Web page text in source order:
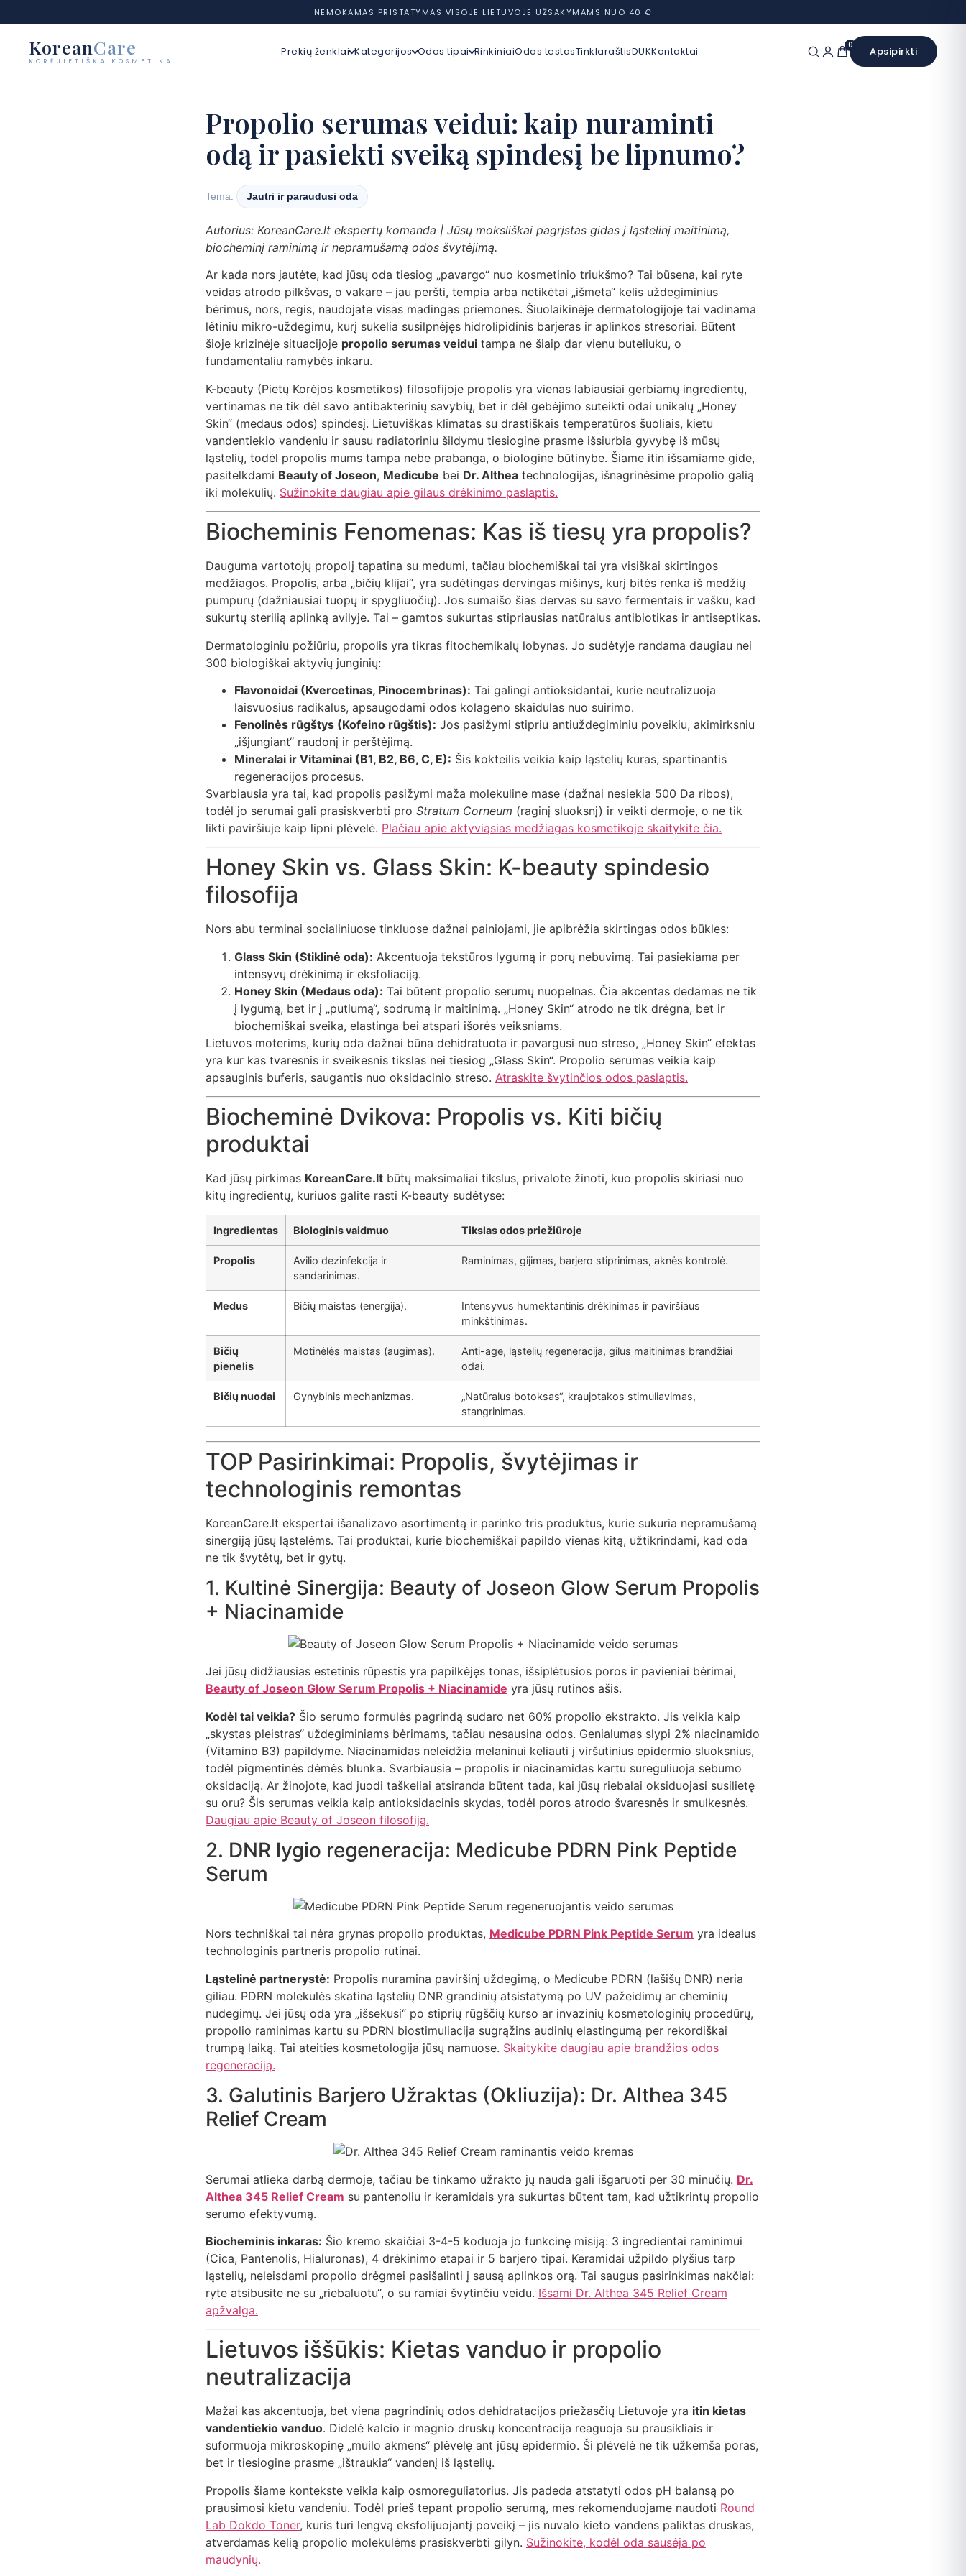
NEMOKAMAS PRISTATYMAS VISOJE LIETUVOJE UŽSAKYMAMS NUO 40 €
KoreanCare
KORĖJIETIŠKA KOSMETIKA
Prekių ženklai Kategorijos Odos tipai RinkiniaiOdos testasTinklaraštisDUKKontaktai 0 Apsipirkti
Propolio serumas veidui: kaip nuraminti
odą ir pasiekti sveiką spindesį be lipnumo?
Tema: Jautri ir paraudusi oda
Autorius: KoreanCare.lt ekspertų komanda | Jūsų moksliškai pagrįstas gidas į ląstelinį maitinimą,
biocheminį raminimą ir nepramušamą odos švytėjimą.
Ar kada nors jautėte, kad jūsų oda tiesiog „pavargo“ nuo kosmetinio triukšmo? Tai būsena, kai ryte
veidas atrodo pilkšvas, o vakare – jau peršti, tempia arba netikėtai „išmeta“ kelis uždegiminius
bėrimus, nors, regis, naudojate visas madingas priemones. Šiuolaikinėje dermatologijoje tai vadinama
lėtiniu mikro-uždegimu, kurį sukelia susilpnėjęs hidrolipidinis barjeras ir aplinkos stresoriai. Būtent
šioje krizinėje situacijoje propolio serumas veidui tampa ne šiaip dar vienu buteliuku, o
fundamentaliu ramybės inkaru.
K-beauty (Pietų Korėjos kosmetikos) filosofijoje propolis yra vienas labiausiai gerbiamų ingredientų,
vertinamas ne tik dėl savo antibakterinių savybių, bet ir dėl gebėjimo suteikti odai unikalų „Honey
Skin“ (medaus odos) spindesį. Lietuviškas klimatas su drastiškais temperatūros šuoliais, kietu
vandentiekio vandeniu ir sausu radiatoriniu šildymu tiesiogine prasme išsiurbia gyvybę iš mūsų
ląstelių, todėl propolis mums tampa nebe prabanga, o biologine būtinybe. Šiame itin išsamiame gide,
pasitelkdami Beauty of Joseon, Medicube bei Dr. Althea technologijas, išnagrinėsime propolio galią
iki molekulių. Sužinokite daugiau apie gilaus drėkinimo paslaptis.
Biocheminis Fenomenas: Kas iš tiesų yra propolis?
Dauguma vartotojų propolį tapatina su medumi, tačiau biochemiškai tai yra visiškai skirtingos
medžiagos. Propolis, arba „bičių klijai“, yra sudėtingas dervingas mišinys, kurį bitės renka iš medžių
pumpurų (dažniausiai tuopų ir spygliuočių). Jos sumaišo šias dervas su savo fermentais ir vašku, kad
sukurtų sterilią aplinką avilyje. Tai – gamtos sukurtas stipriausias natūralus antibiotikas ir antiseptikas.
Dermatologiniu požiūriu, propolis yra tikras fitochemikalų lobynas. Jo sudėtyje randama daugiau nei
300 biologiškai aktyvių junginių:
Flavonoidai (Kvercetinas, Pinocembrinas): Tai galingi antioksidantai, kurie neutralizuoja
laisvuosius radikalus, apsaugodami odos kolageno skaidulas nuo suirimo.
Fenolinės rūgštys (Kofeino rūgštis): Jos pasižymi stipriu antiuždegiminiu poveikiu, akimirksniu
„išjungiant“ raudonį ir perštėjimą.
Mineralai ir Vitaminai (B1, B2, B6, C, E): Šis kokteilis veikia kaip ląstelių kuras, spartinantis
regeneracijos procesus.
Svarbiausia yra tai, kad propolis pasižymi maža molekuline mase (dažnai nesiekia 500 Da ribos),
todėl jo serumai gali prasiskverbti pro Stratum Corneum (raginį sluoksnį) ir veikti dermoje, o ne tik
likti paviršiuje kaip lipni plėvelė. Plačiau apie aktyviąsias medžiagas kosmetikoje skaitykite čia.
Honey Skin vs. Glass Skin: K-beauty spindesio
filosofija
Nors abu terminai socialiniuose tinkluose dažnai painiojami, jie apibrėžia skirtingas odos būkles:
Glass Skin (Stiklinė oda): Akcentuoja tekstūros lygumą ir porų nebuvimą. Tai pasiekiama per
intensyvų drėkinimą ir eksfoliaciją.
Honey Skin (Medaus oda): Tai būtent propolio serumų nuopelnas. Čia akcentas dedamas ne tik
į lygumą, bet ir į „putlumą“, sodrumą ir maitinimą. „Honey Skin“ atrodo ne tik drėgna, bet ir
biochemiškai sveika, elastinga bei atspari išorės veiksniams.
Lietuvos moterims, kurių oda dažnai būna dehidratuota ir pavargusi nuo streso, „Honey Skin“ efektas
yra kur kas tvaresnis ir sveikesnis tikslas nei tiesiog „Glass Skin“. Propolio serumas veikia kaip
apsauginis buferis, saugantis nuo oksidacinio streso. Atraskite švytinčios odos paslaptis.
Biocheminė Dvikova: Propolis vs. Kiti bičių
produktai
Kad jūsų pirkimas KoreanCare.lt būtų maksimaliai tikslus, privalote žinoti, kuo propolis skiriasi nuo
kitų ingredientų, kuriuos galite rasti K-beauty sudėtyse:
Ingredientas Biologinis vaidmuo Tikslas odos priežiūroje
Propolis
Avilio dezinfekcija ir
sandarinimas.
Raminimas, gijimas, barjero stiprinimas, aknės kontrolė.
Medus Bičių maistas (energija).
Intensyvus humektantinis drėkinimas ir paviršiaus
minkštinimas.
Bičių
pienelis
Motinėlės maistas (augimas).
Anti-age, ląstelių regeneracija, gilus maitinimas brandžiai
odai.
Bičių nuodai Gynybinis mechanizmas.
„Natūralus botoksas“, kraujotakos stimuliavimas,
stangrinimas.
TOP Pasirinkimai: Propolis, švytėjimas ir
technologinis remontas
KoreanCare.lt ekspertai išanalizavo asortimentą ir parinko tris produktus, kurie sukuria nepramušamą
sinergiją jūsų ląstelėms. Tai produktai, kurie biochemiškai papildo vienas kitą, užtikrindami, kad oda
ne tik švytėtų, bet ir gytų.
1. Kultinė Sinergija: Beauty of Joseon Glow Serum Propolis
+ Niacinamide
Jei jūsų didžiausias estetinis rūpestis yra papilkėjęs tonas, išsiplėtusios poros ir pavieniai bėrimai,
Beauty of Joseon Glow Serum Propolis + Niacinamide yra jūsų rutinos ašis.
Kodėl tai veikia? Šio serumo formulės pagrindą sudaro net 60% propolio ekstrakto. Jis veikia kaip
„skystas pleistras“ uždegiminiams bėrimams, tačiau nesausina odos. Genialumas slypi 2% niacinamido
(Vitamino B3) papildyme. Niacinamidas neleidžia melaninui keliauti į viršutinius epidermio sluoksnius,
todėl pigmentinės dėmės blunka. Svarbiausia – propolis ir niacinamidas kartu sureguliuoja sebumo
oksidaciją. Ar žinojote, kad juodi taškeliai atsiranda būtent tada, kai jūsų riebalai oksiduojasi susilietę
su oru? Šis serumas veikia kaip antioksidacinis skydas, todėl poros atrodo švaresnės ir smulkesnės.
Daugiau apie Beauty of Joseon filosofiją.
2. DNR lygio regeneracija: Medicube PDRN Pink Peptide
Serum
Nors techniškai tai nėra grynas propolio produktas, Medicube PDRN Pink Peptide Serum yra idealus
technologinis partneris propolio rutinai.
Ląstelinė partnerystė: Propolis nuramina paviršinį uždegimą, o Medicube PDRN (lašišų DNR) neria
giliau. PDRN molekulės skatina ląstelių DNR grandinių atsistatymą po UV pažeidimų ar cheminių
nudegimų. Jei jūsų oda yra „išsekusi“ po stiprių rūgščių kurso ar invazinių kosmetologinių procedūrų,
propolio raminimas kartu su PDRN biostimuliacija sugrąžins audinių elastingumą per rekordiškai
trumpą laiką. Tai ateities kosmetologija jūsų namuose. Skaitykite daugiau apie brandžios odos
regeneraciją.
3. Galutinis Barjero Užraktas (Okliuzija): Dr. Althea 345
Relief Cream
Serumai atlieka darbą dermoje, tačiau be tinkamo užrakto jų nauda gali išgaruoti per 30 minučių. Dr.
Althea 345 Relief Cream su pantenoliu ir keramidais yra sukurtas būtent tam, kad užtikrintų propolio
serumo efektyvumą.
Biocheminis inkaras: Šio kremo skaičiai 3-4-5 koduoja jo funkcinę misiją: 3 ingredientai raminimui
(Cica, Pantenolis, Hialuronas), 4 drėkinimo etapai ir 5 barjero tipai. Keramidai užpildo plyšius tarp
ląstelių, neleisdami propolio drėgmei pasišalinti į sausą aplinkos orą. Tai saugus pasirinkimas nakčiai:
ryte atsibusite ne su „riebaluotu“, o su ramiai švytinčiu veidu. Išsami Dr. Althea 345 Relief Cream
apžvalga.
Lietuvos iššūkis: Kietas vanduo ir propolio
neutralizacija
Mažai kas akcentuoja, bet viena pagrindinių odos dehidratacijos priežasčių Lietuvoje yra itin kietas
vandentiekio vanduo. Didelė kalcio ir magnio druskų koncentracija reaguoja su prausikliais ir
suformuoja mikroskopinę „muilo akmens“ plėvelę ant jūsų epidermio. Ši plėvelė ne tik užkemša poras,
bet ir tiesiogine prasme „ištraukia“ vandenį iš ląstelių.
Propolis šiame kontekste veikia kaip osmoreguliatorius. Jis padeda atstatyti odos pH balansą po
prausimosi kietu vandeniu. Todėl prieš tepant propolio serumą, mes rekomenduojame naudoti Round
Lab Dokdo Toner, kuris turi lengvą eksfolijuojantį poveikį – jis nuvalo kieto vandens paliktas druskas,
atverdamas kelią propolio molekulėms prasiskverbti gilyn. Sužinokite, kodėl oda sausėja po
maudynių.